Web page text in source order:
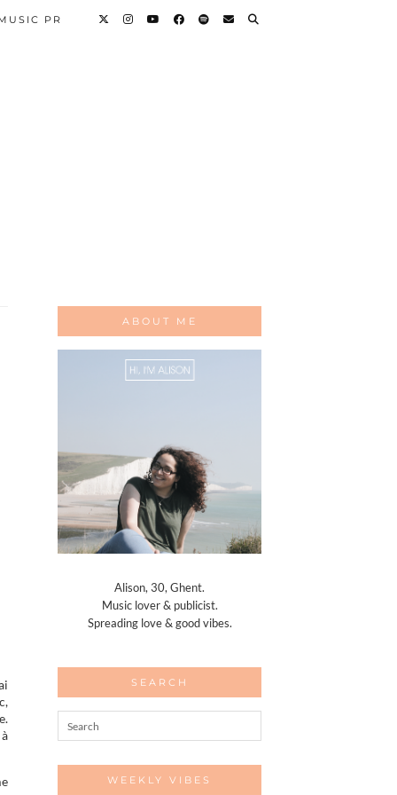
PR
ABOUT ME
Alison, 30, Ghent.
Music lover & publicist.
Spreading love & good vibes.
SEARCH
WEEKLY VIBES